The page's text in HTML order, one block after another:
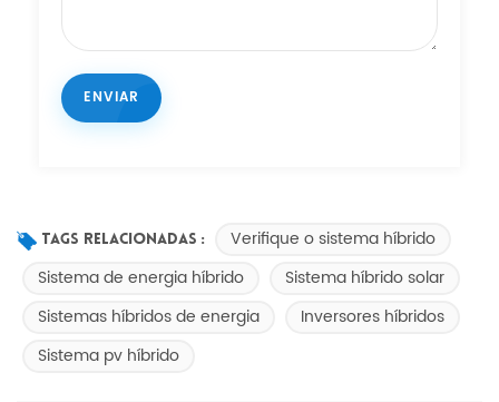
Tags Relacionadas :
Verifique o sistema híbrido
Sistema de energia híbrido
Sistema híbrido solar
Sistemas híbridos de energia
Inversores híbridos
Sistema pv híbrido